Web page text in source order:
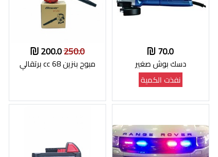
70.0
دسك بوش صغير
نفذت الكمية
250.0
200.0
مبوح بنزين 68 cc برتقالي